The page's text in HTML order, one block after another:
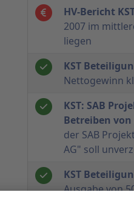
HV-Bericht
2007 im
liegen
KST
Nettogewinn
KST: SAB
Betreiben
der SAB
AG" soll
KST
Ausgabe von